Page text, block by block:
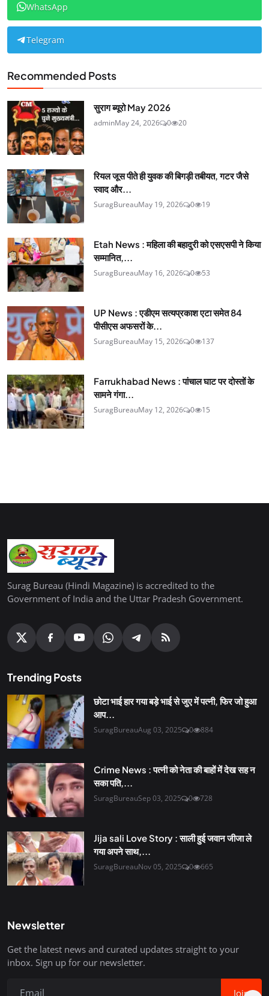
WhatsApp
Telegram
Recommended Posts
सुराग ब्यूरो May 2026
adminMay 24, 2026 0 20
रियल जूस पीते ही युवक की बिगड़ी तबीयत, गटर जैसे
स्वाद और...
SuragBureauMay 19, 2026 0 19
Etah News : महिला की बहादुरी को एसएसपी ने किया
सम्मानित,...
SuragBureauMay 16, 2026 0 53
UP News : एडीएम सत्यप्रकाश एटा समेत 84
पीसीएस अफसरों के...
SuragBureauMay 15, 2026 0 137
Farrukhabad News : पांचाल घाट पर दोस्तों के
सामने गंगा...
SuragBureauMay 12, 2026 0 15
Surag Bureau (Hindi Magazine) is accredited to the
Government of India and the Uttar Pradesh Government.
Trending Posts
छोटा भाई हार गया बड़े भाई से जुए में पत्नी, फिर जो हुआ
आप...
SuragBureauAug 03, 2025 0 884
Crime News : पत्नी को नेता की बाहों में देख सह न
सका पति,...
SuragBureauSep 03, 2025 0 728
Jija sali Love Story : साली हुई जवान जीजा ले
गया अपने साथ,...
SuragBureauNov 05, 2025 0 665
Newsletter
Get the latest news and curated updates straight to your
inbox. Sign up for our newsletter.
Join